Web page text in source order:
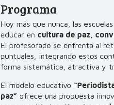
Programa
Hoy más que nunca, las
educar en cultura de paz,
El profesorado se enfrenta al
puntuales, integrando estos
forma sistemática, atractiva y
El modelo educativo
paz” ofrece una propuesta